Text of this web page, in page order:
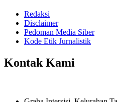
Redaksi
Disclaimer
Pedoman Media Siber
Kode Etik Jurnalistik
Kontak Kami